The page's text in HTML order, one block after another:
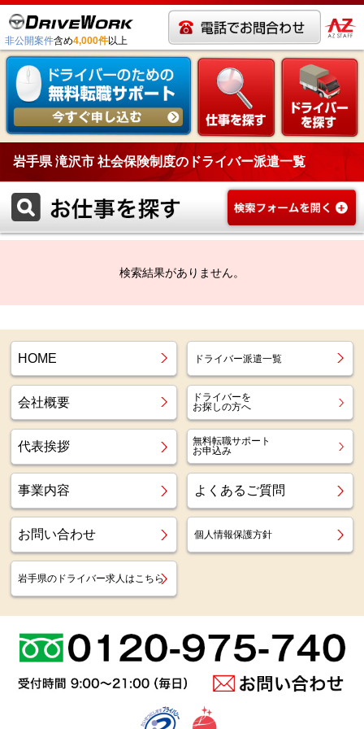
非公開案件含め4,000件以上
岩手県 滝沢市 社会保険制度のドライバー派遣一覧
検索結果がありません。
HOME ドライバー派遣一覧
会社概要
ドライバーを
お探しの方へ
代表挨拶
無料転職サポート
お申込み
事業内容 よくあるご質問
お問い合わせ 個人情報保護方針
岩手県のドライバー求人はこちら